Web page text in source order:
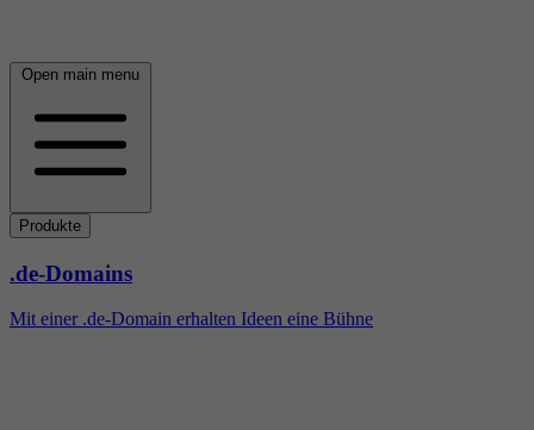
Open main menu
Produkte
.de-Domains
Mit einer .de-Domain erhalten Ideen eine Bühne